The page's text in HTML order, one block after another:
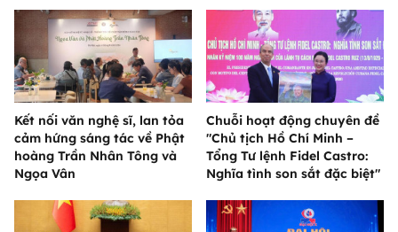
Kết nối văn nghệ sĩ, lan tỏa
cảm hứng sáng tác về Phật
hoàng Trần Nhân Tông và
Ngọa Vân
Chuỗi hoạt động chuyên đề
"Chủ tịch Hồ Chí Minh –
Tổng Tư lệnh Fidel Castro:
Nghĩa tình son sắt đặc biệt"